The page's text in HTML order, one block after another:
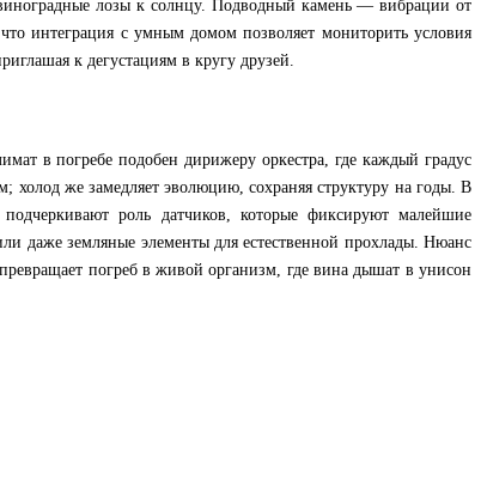
виноградные лозы к солнцу. Подводный камень — вибрации от
интеграция с умным домом позволяет мониторить условия
к дегустациям в кругу друзей.
в погребе подобен дирижеру оркестра, где каждый градус
же замедляет эволюцию, сохраняя структуру на годы. В
роль датчиков, которые фиксируют малейшие
даже земляные элементы для естественной прохлады. Нюанс
погреб в живой организм, где вина дышат в унисон